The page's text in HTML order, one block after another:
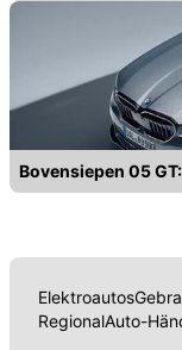
Bovensiepen 05
Elektroautos
RegionalAuto-